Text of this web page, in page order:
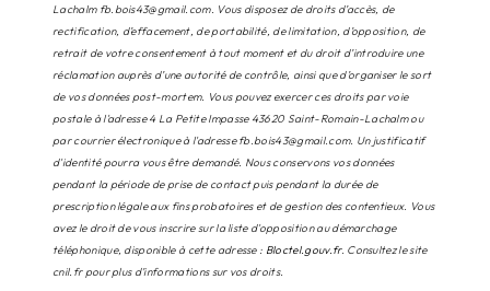
Lachalm fb.bois43@gmail.com. Vous disposez de droits d’accès, de
rectification, d’effacement, de portabilité, de limitation, d’opposition, de
retrait de votre consentement à tout moment et du droit d’introduire une
réclamation auprès d’une autorité de contrôle, ainsi que d’organiser le sort
de vos données post-mortem. Vous pouvez exercer ces droits par voie
postale à l'adresse 4 La Petite Impasse 43620 Saint-Romain-Lachalm ou
par courrier électronique à l'adresse fb.bois43@gmail.com. Un justificatif
d'identité pourra vous être demandé. Nous conservons vos données
pendant la période de prise de contact puis pendant la durée de
prescription légale aux fins probatoires et de gestion des contentieux. Vous
avez le droit de vous inscrire sur la liste d'opposition au démarchage
téléphonique, disponible à cette adresse : Bloctel.gouv.fr. Consultez le site
cnil.fr pour plus d’informations sur vos droits.